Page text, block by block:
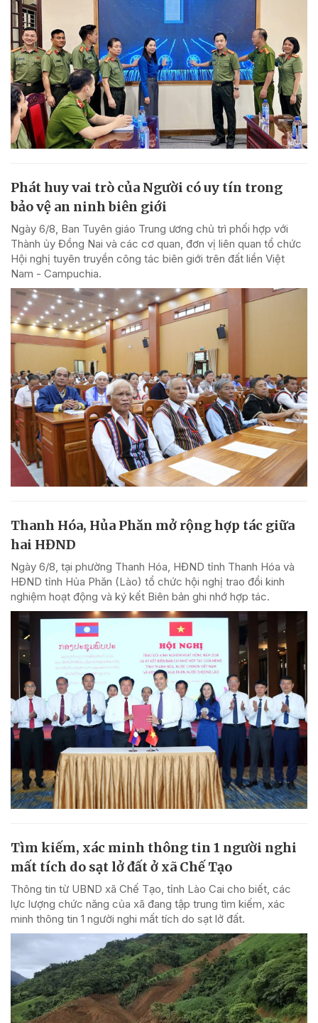
Phát huy vai trò của Người có uy tín trong
bảo vệ an ninh biên giới
Ngày 6/8, Ban Tuyên giáo Trung ương chủ trì phối hợp với
Thành ủy Đồng Nai và các cơ quan, đơn vị liên quan tổ chức
Hội nghị tuyên truyền công tác biên giới trên đất liền Việt
Nam - Campuchia.
Thanh Hóa, Hủa Phăn mở rộng hợp tác giữa
hai HĐND
Ngày 6/8, tại phường Thanh Hóa, HĐND tỉnh Thanh Hóa và
HĐND tỉnh Hủa Phăn (Lào) tổ chức hội nghị trao đổi kinh
nghiệm hoạt động và ký kết Biên bản ghi nhớ hợp tác.
Tìm kiếm, xác minh thông tin 1 người nghi
mất tích do sạt lở đất ở xã Chế Tạo
Thông tin từ UBND xã Chế Tạo, tỉnh Lào Cai cho biết, các
lực lượng chức năng của xã đang tập trung tìm kiếm, xác
minh thông tin 1 người nghi mất tích do sạt lở đất.